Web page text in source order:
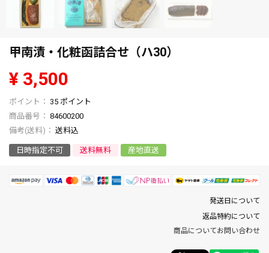
甲南漬・化粧函詰合せ（ハ30）
¥ 3,500
35 ポイント
商品番号
84600200
送料込
日時指定不可 送料無料 産地直送
発送日について
返品特約について
商品についてお問い合わせ